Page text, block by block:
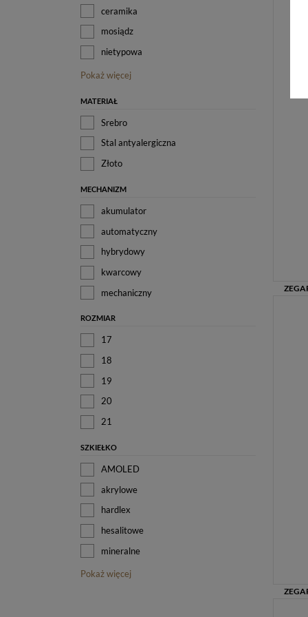
ceramika
mosiądz
nietypowa
Pokaż więcej
MATERIAŁ
Srebro
Stal antyalergiczna
Złoto
MECHANIZM
akumulator
automatyczny
hybrydowy
kwarcowy
mechaniczny
ROZMIAR
17
18
19
20
21
SZKIEŁKO
AMOLED
akrylowe
hardlex
hesalitowe
mineralne
Pokaż więcej